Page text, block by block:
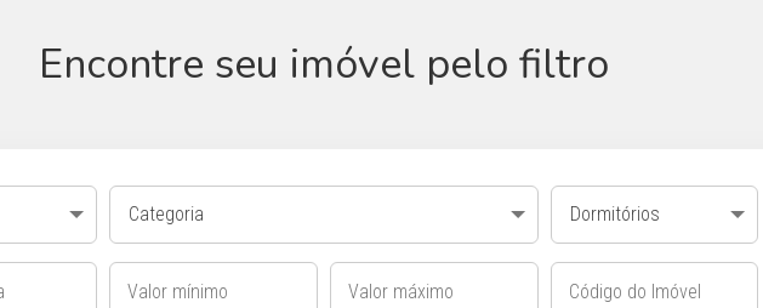
Encontre seu imóvel pelo filtro
Categoria Dormitórios